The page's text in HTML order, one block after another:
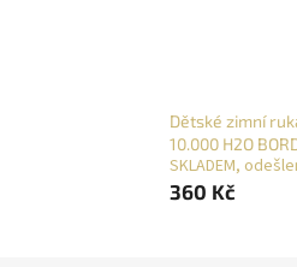
Dětské zimní
10.000 H2O
SKLADEM,
360 Kč